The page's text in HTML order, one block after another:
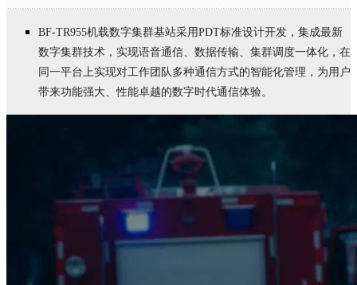
BF-TR955机载数字集群基站采用PDT标准设计开发，集成最新
数字集群技术，实现语音通信、数据传输、集群调度一体化，在
同一平台上实现对工作团队多种通信方式的智能化管理，为用户
带来功能强大、性能卓越的数字时代通信体验。